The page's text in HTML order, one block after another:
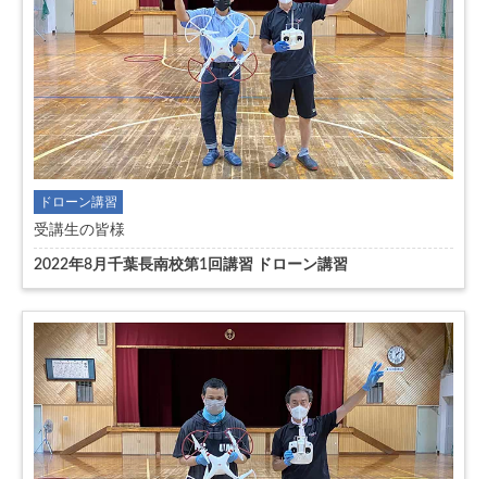
ドローン講習
受講生の皆様
2022年8月千葉長南校第1回講習 ドローン講習